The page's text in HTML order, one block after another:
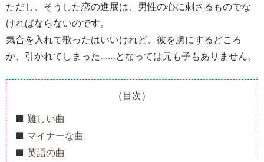
ただし、そうした恋の進展は、男性の心に刺さるものでな
ければならないのです。
気合を入れて歌ったはいいけれど、彼を虜にするどころ
か、引かれてしまった……となっては元も子もありません。
（目次）
難しい曲
マイナーな曲
英語の曲